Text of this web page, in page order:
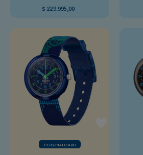
$ 229.995,00
PERSONALIZADO